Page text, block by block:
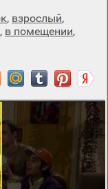
, взрослый,
, в помещении,